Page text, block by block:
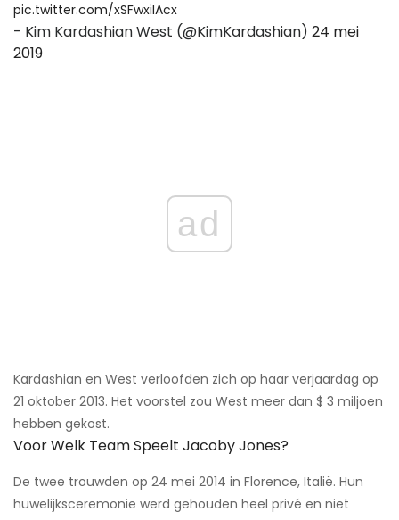
pic.twitter.com/xSFwxiIAcx
- Kim Kardashian West (@KimKardashian) 24 mei
2019
ad
Kardashian en West verloofden zich op haar verjaardag op
21 oktober 2013. Het voorstel zou West meer dan $ 3 miljoen
hebben gekost.
Voor Welk Team Speelt Jacoby Jones?
De twee trouwden op 24 mei 2014 in Florence, Italië. Hun
huwelijksceremonie werd gehouden heel privé en niet